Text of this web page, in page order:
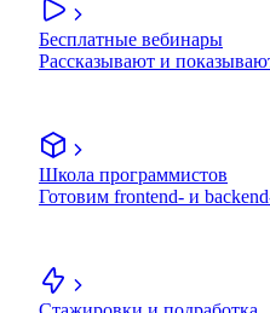
Бесплатные вебинары
Рассказывают и
Школа программистов
Готовим frontend- и